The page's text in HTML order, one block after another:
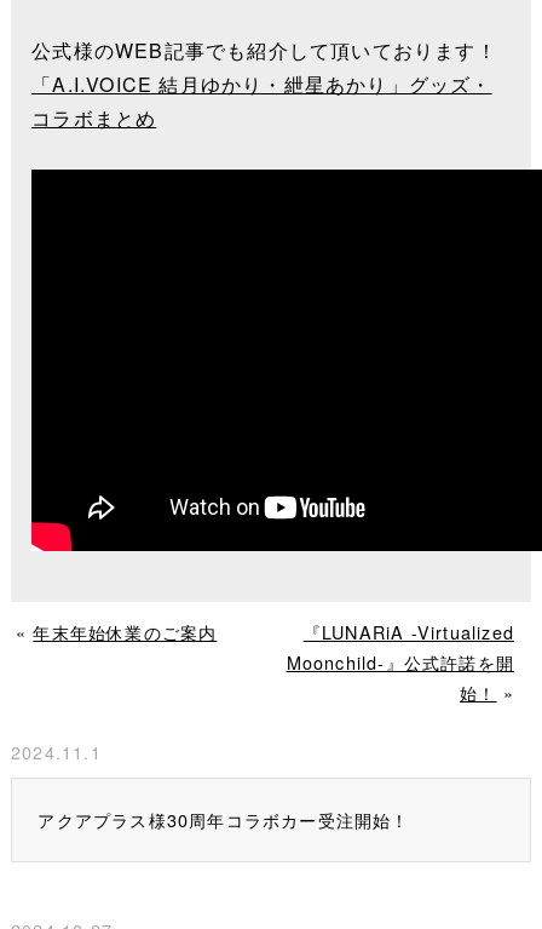
公式様のWEB記事でも紹介して頂いております！
「A.I.VOICE 結月ゆかり・紲星あかり」グッズ・
コラボまとめ
«年末年始休業のご案内
『LUNARiA -Virtualized
Moonchild-』公式許諾を開
始！
»
2024.11.1
アクアプラス様30周年コラボカー受注開始！